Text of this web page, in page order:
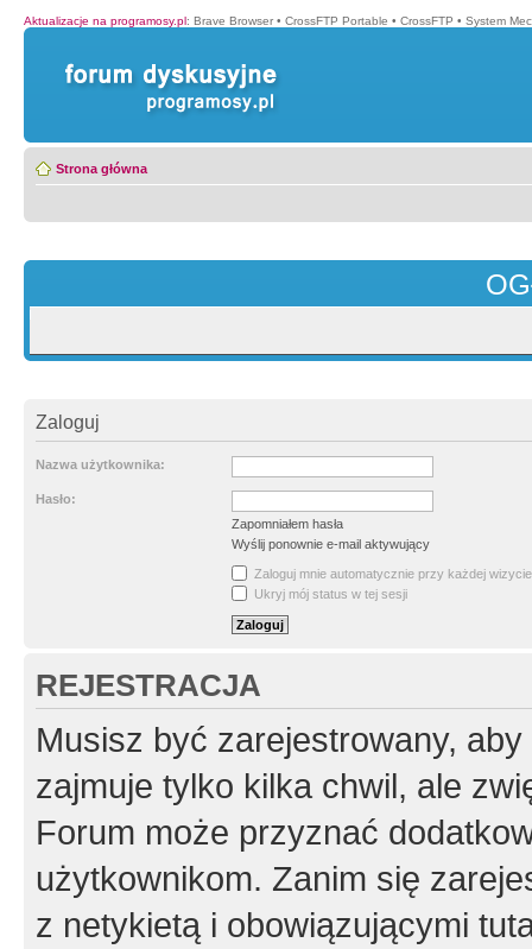
Aktualizacje na programosy.pl: Brave Browser • CrossFTP Portable • CrossFTP • System
Strona główna
Zaloguj
Nazwa użytkownika:
Hasło:
Zapomniałem hasła
Wyślij ponownie e-mail aktywujący
Zaloguj mnie automatycznie przy każdej wizycie
Ukryj mój status w tej sesji
REJESTRACJA
Musisz być zarejestrowany,
zajmuje tylko kilka chwil, ale
Forum może przyznać
użytkownikom. Zanim się
z netykietą i obowiązującymi